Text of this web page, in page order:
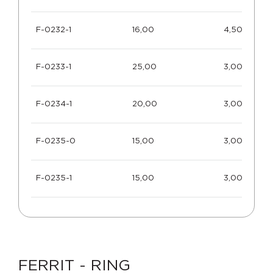
F-0232-1 16,00 4,50
F-0233-1 25,00 3,00
F-0234-1 20,00 3,00
F-0235-0 15,00 3,00
F-0235-1 15,00 3,00
FERRIT - RING